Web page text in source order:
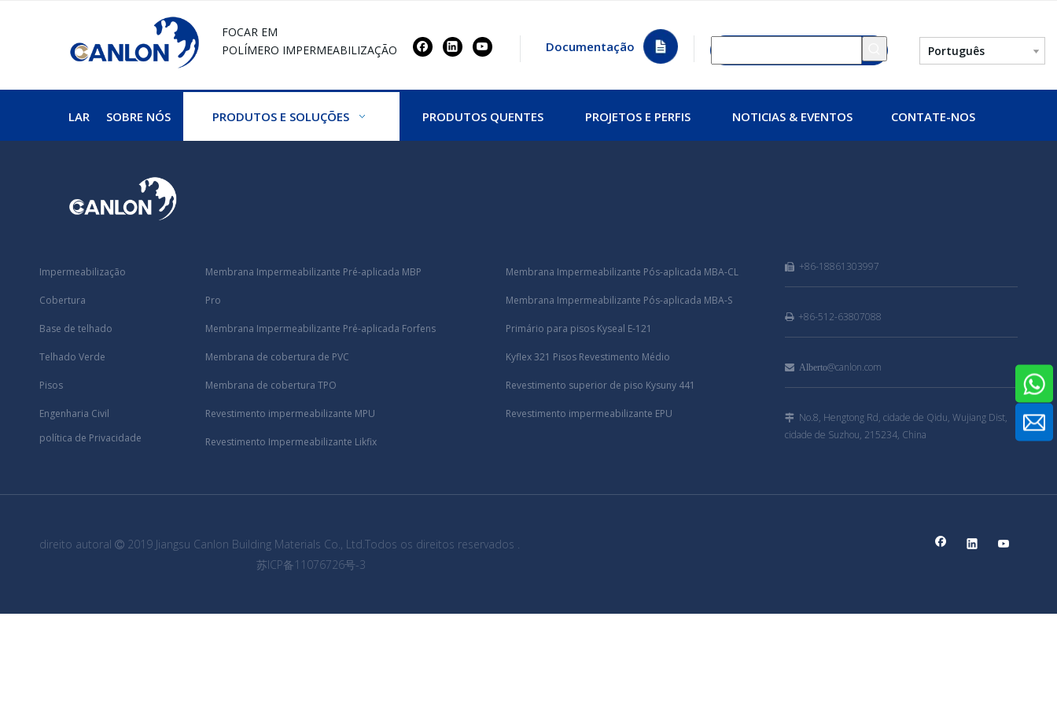
FOCAR EM
POLÍMERO IMPERMEABILIZAÇÃO Documentação Português
LAR SOBRE NÓS PRODUTOS E SOLUÇÕES PRODUTOS QUENTES PROJETOS E PERFIS NOTICIAS & EVENTOS CONTATE-NOS
Impermeabilização
Cobertura
Base de telhado
Telhado Verde
Pisos
Engenharia Civil
política de Privacidade
Membrana Impermeabilizante Pré-aplicada MBP
Pro
Membrana Impermeabilizante Pré-aplicada Forfens
Membrana de cobertura de PVC
Membrana de cobertura TPO
Revestimento impermeabilizante MPU
Revestimento Impermeabilizante Likfix
Membrana Impermeabilizante Pós-aplicada MBA-CL
Membrana Impermeabilizante Pós-aplicada MBA-S
Primário para pisos Kyseal E-121
Kyflex 321 Pisos Revestimento Médio
Revestimento superior de piso Kysuny 441
Revestimento impermeabilizante EPU
 +86-18861303997
+86-512-63807088
Alberto@canlon.com
No.8, Hengtong Rd, cidade de Qidu, Wujiang Dist,
cidade de Suzhou, 215234, China
direito autoral  2019 Jiangsu Canlon Building Materials Co., Ltd.Todos os direitos reservados .
苏ICP备11076726号-3